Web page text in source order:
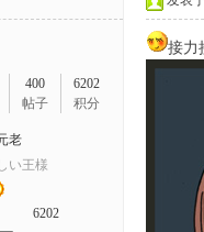
400
帖子
6202
积分
老
い王様
6202
接力